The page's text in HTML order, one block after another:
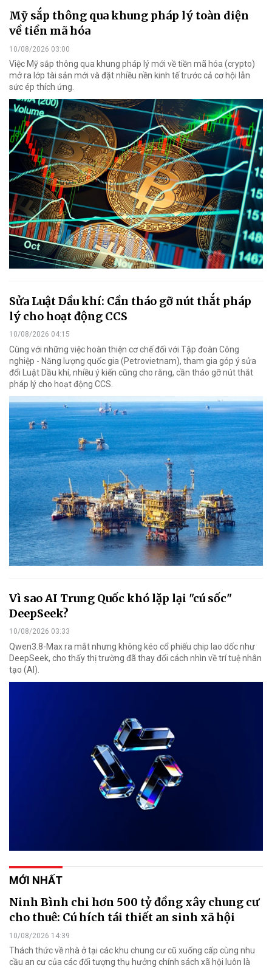
Mỹ sắp thông qua khung pháp lý toàn diện
về tiền mã hóa
10/08/2026 03:00
Việc Mỹ sắp thông qua khung pháp lý mới về tiền mã hóa (crypto)
mở ra lớp tài sản mới và đặt nhiều nền kinh tế trước cả cơ hội lẫn
sức ép thích ứng.
Sửa Luật Dầu khí: Cần tháo gỡ nút thắt pháp
lý cho hoạt động CCS
10/08/2026 04:15
Cùng với những việc hoàn thiện cơ chế đối với Tập đoàn Công
nghiệp - Năng lượng quốc gia (Petrovietnam), tham gia góp ý sửa
đổi Luật Dầu khí, nhiều ý kiến cũng cho rằng, cần tháo gỡ nút thắt
pháp lý cho hoạt động CCS.
Vì sao AI Trung Quốc khó lặp lại "cú sốc"
DeepSeek?
10/08/2026 03:33
Qwen3.8-Max ra mắt nhưng không kéo cổ phiếu chip lao dốc như
DeepSeek, cho thấy thị trường đã thay đổi cách nhìn về trí tuệ nhân
tạo (AI).
MỚI NHẤT
Ninh Bình chi hơn 500 tỷ đồng xây chung cư
cho thuê: Cú hích tái thiết an sinh xã hội
10/08/2026 14:39
Thách thức về nhà ở tại các khu chung cư cũ xuống cấp cùng nhu
cầu an cư của các đối tượng thụ hưởng chính sách xã hội luôn là